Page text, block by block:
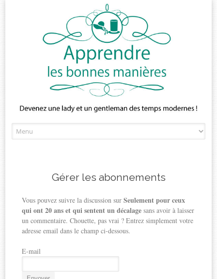
to
Gérer les abonnements
Vous pouvez suivre la discussion surSeulement pour ceux
qui ont 20 ans et qui sentent un décalage sans avoir à laisser
un commentaire. Chouette, pas vrai ? Entrez simplement votre
adresse email dans le champ ci-dessous.
E-mail